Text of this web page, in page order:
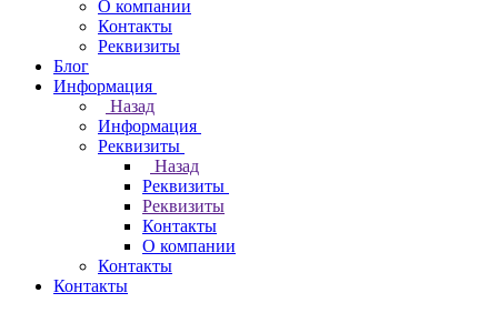
О компании
Контакты
Реквизиты
Блог
Информация
Назад
Информация
Реквизиты
Назад
Реквизиты
Реквизиты
Контакты
О компании
Контакты
Контакты